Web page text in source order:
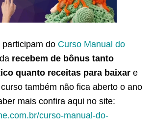
do Curso Manual do
recebem de bônus tanto
quanto receitas para baixar e
também não fica aberto o ano
mais confira aqui no site:
curso-manual-do-